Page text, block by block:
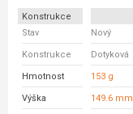
Konstrukce
Stav
Nový
Konstrukce Dotyková
Hmotnost 153 g
Výška 149.6 mm